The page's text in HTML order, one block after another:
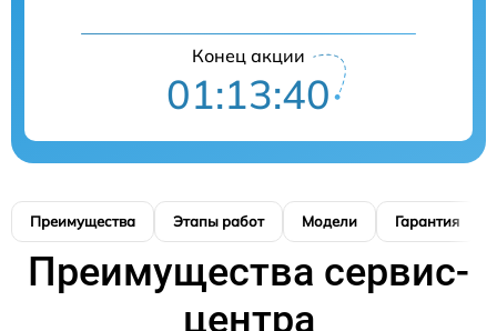
Конец акции
01:13:39
Преимущества Этапы работ Модели Гарантия
Преимущества сервис-
центра